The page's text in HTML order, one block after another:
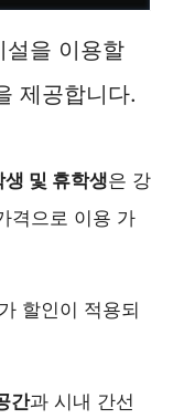
설을 이용할
제공합니다.
및 휴학생은 강
격으로 이용 가
할인이 적용되
간과 시내 간선